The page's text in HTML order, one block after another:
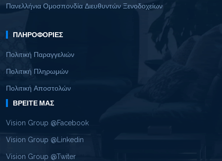
Πανελλήνια Ομοσπονδία Διευθυντών Ξενοδοχείων
ΠΛΗΡΟΦΟΡΊΕΣ
Πολιτική Παραγγελιών
Πολιτική Πληρωμών
Πολιτική Αποστολών
ΒΡΕΊΤΕ ΜΑΣ
Vision Group @Facebook
Vision Group @Linkedin
Vision Group @Twiter